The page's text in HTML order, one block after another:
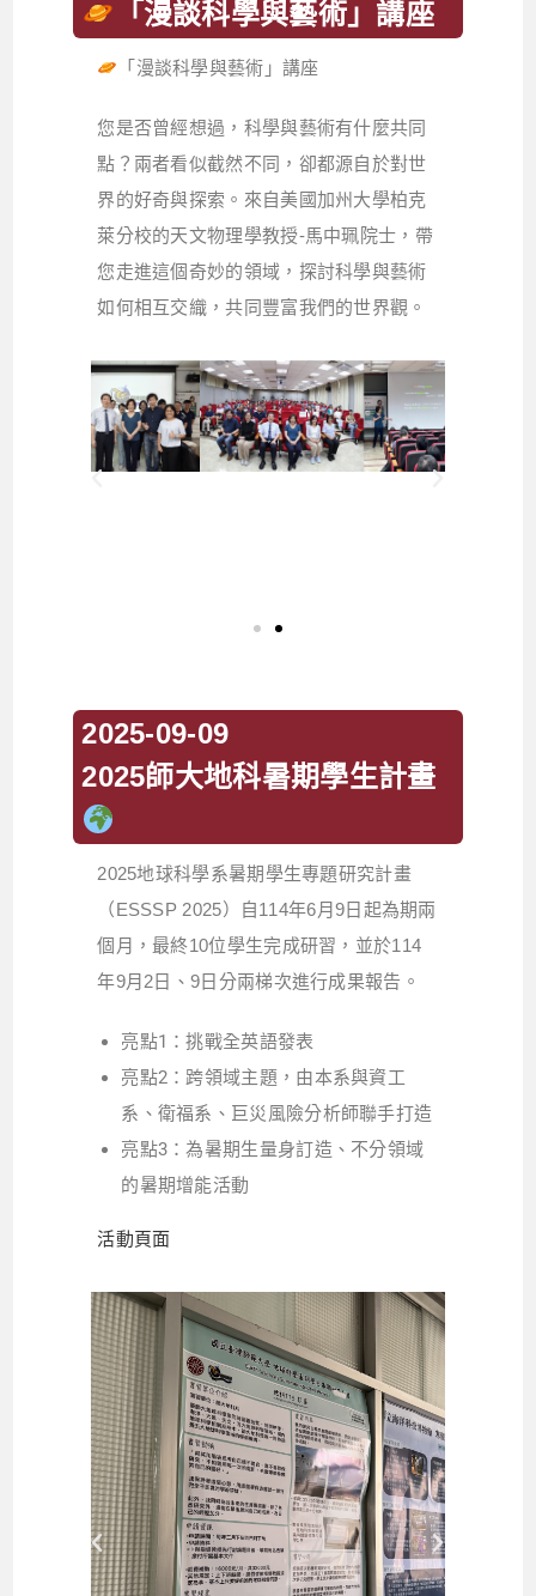
「漫談科學與藝術」講座
「漫談科學與藝術」講座
您是否曾經想過，科學與藝術有什麼共同
點？兩者看似截然不同，卻都源自於對世
界的好奇與探索。來自美國加州大學柏克
萊分校的天文物理學教授-馬中珮院士，帶
您走進這個奇妙的領域，探討科學與藝術
如何相互交織，共同豐富我們的世界觀。
2025-09-09
2025師大地科暑期學生計畫
2025地球科學系暑期學生專題研究計畫
（ESSSP 2025）自114年6月9日起為期兩
個月，最終10位學生完成研習，並於114
年9月2日、9日分兩梯次進行成果報告。
亮點1：挑戰全英語發表
亮點2：跨領域主題，由本系與資工
系、衛福系、巨災風險分析師聯手打造
亮點3：為暑期生量身訂造、不分領域
的暑期增能活動
活動頁面